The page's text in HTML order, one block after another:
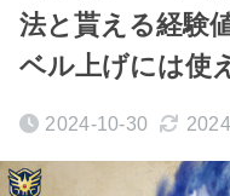
法と貰える経験
ベル上げには使
2024-10-30